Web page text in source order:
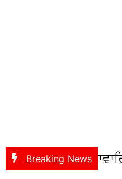
Breaking News
ਨੂੰ ਲਾਵਾਰਿਸ ਛੱਡ